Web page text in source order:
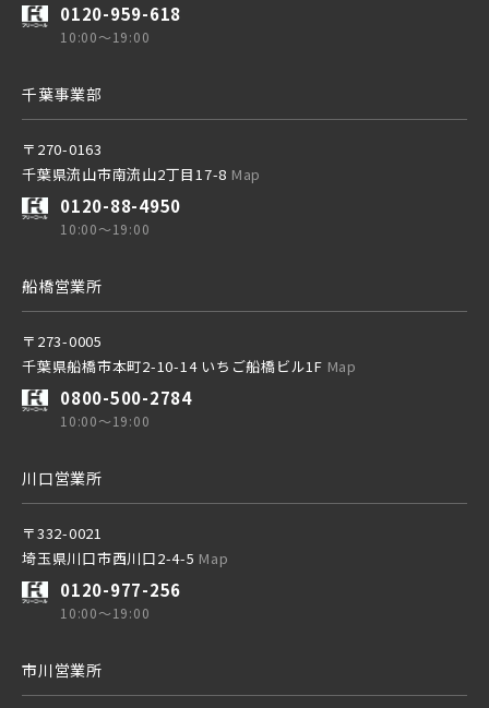
0120-959-618
10:00～19:00
千葉事業部
〒270-0163
千葉県流山市南流山2丁目17-8 Map
0120-88-4950
10:00～19:00
船橋営業所
〒273-0005
千葉県船橋市本町2-10-14 いちご船橋ビル1F Map
0800-500-2784
10:00～19:00
川口営業所
〒332-0021
埼玉県川口市西川口2-4-5 Map
0120-977-256
10:00～19:00
市川営業所